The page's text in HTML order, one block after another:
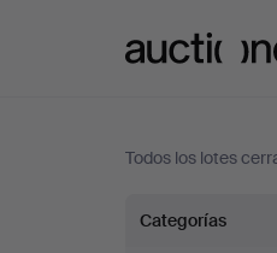
Todos los lotes
Categorías